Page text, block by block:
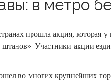
в метро
прошла акция,
штанов». Участники акции
во многих крупнейших